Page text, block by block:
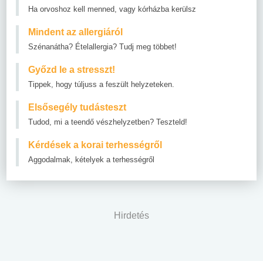
Ha orvoshoz kell menned, vagy kórházba kerülsz
Mindent az allergiáról
Szénanátha? Ételallergia? Tudj meg többet!
Győzd le a stresszt!
Tippek, hogy túljuss a feszült helyzeteken.
Elsősegély tudásteszt
Tudod, mi a teendő vészhelyzetben? Teszteld!
Kérdések a korai terhességről
Aggodalmak, kételyek a terhességről
Hirdetés